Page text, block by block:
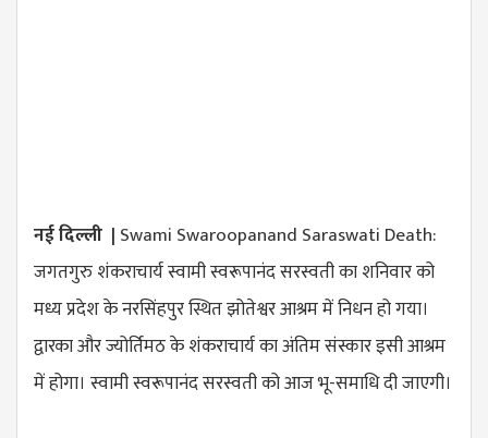
नई दिल्ली | Swami Swaroopanand Saraswati Death:
जगतगुरु शंकराचार्य स्वामी स्वरूपानंद सरस्वती का शनिवार को
मध्य प्रदेश के नरसिंहपुर स्थित झोतेश्वर आश्रम में निधन हो गया।
द्वारका और ज्योर्तिमठ के शंकराचार्य का अंतिम संस्कार इसी आश्रम
में होगा। स्वामी स्वरूपानंद सरस्वती को आज भू-समाधि दी जाएगी।